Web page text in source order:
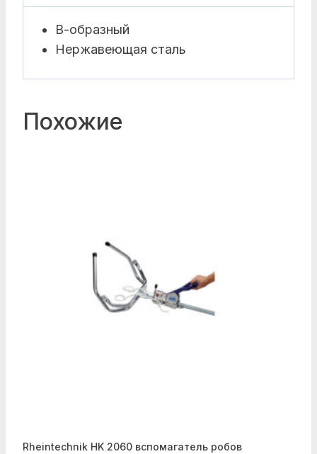
В-образный
Нержавеющая сталь
Похожие
Rheintechnik HK 2060 вспомагатель робов